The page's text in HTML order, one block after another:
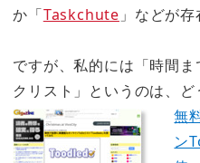
か「Taskchute 」などが存
ですが、私的には 「時間
クリスト」 というのは、ど
無
ン